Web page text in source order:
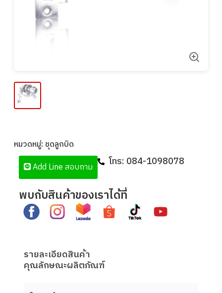
หมวดหมู่: ชุดลูกบิด
Add Line สอบถาม
โทร: 084-1098078
พบกับสินค้าของเราได้ที่
รายละเอียดสินค้า
คุณลักษณะผลิตภัณฑ์